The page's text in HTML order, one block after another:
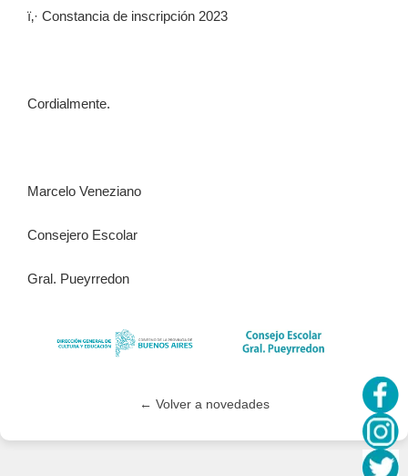
ï‚· Constancia de inscripción 2023
Cordialmente.
Marcelo Veneziano
Consejero Escolar
Gral. Pueyrredon
← Volver a novedades